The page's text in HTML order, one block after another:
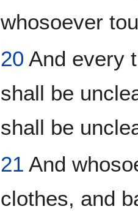
whosoever
20 And every
shall be
shall be
21 And
clothes, and